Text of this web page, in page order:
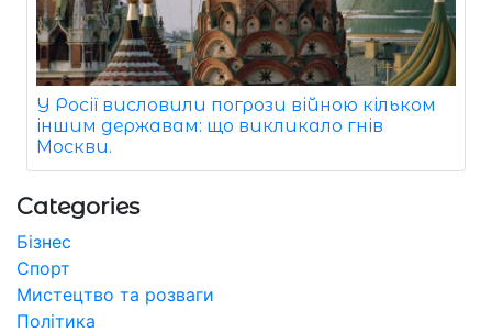
У Росії висловили погрози війною кільком
іншим державам: що викликало гнів
Москви.
Categories
Бізнес
Спорт
Мистецтво та розваги
Політика